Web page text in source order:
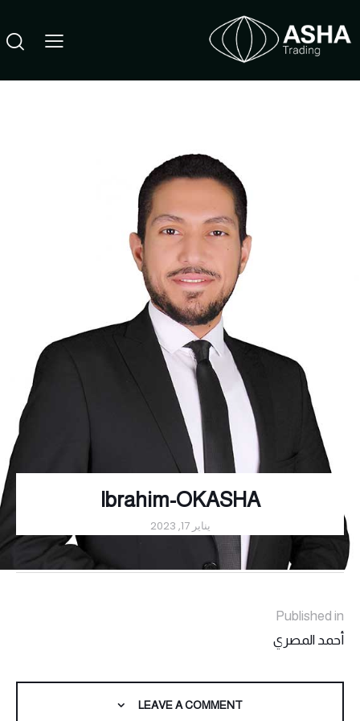
Ibrahim-OKASHA
يناير 17, 2023
Published in
أحمد المصري
LEAVE A COMMENT